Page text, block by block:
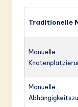
Traditionelle
Manuelle
Manuelle